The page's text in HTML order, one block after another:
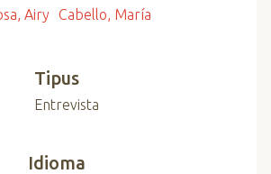
Airy Cabello, María
Tipus
Entrevista
Idioma